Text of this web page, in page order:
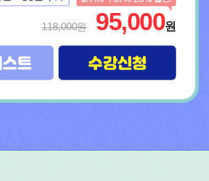
118,000원 95,000원